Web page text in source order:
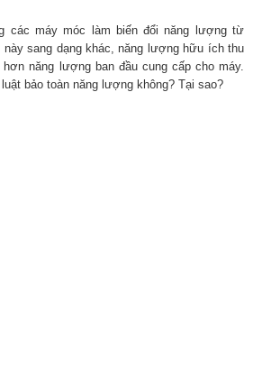
các máy móc làm biến đổi năng lượng từ
này sang dạng khác, năng lượng hữu ích thu
năng lượng ban đầu cung cấp cho máy.
bảo toàn năng lượng không? Tại sao?